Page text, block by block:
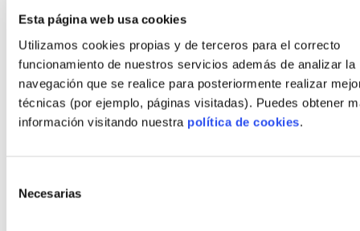
Esta página web usa cookies
Utilizamos cookies propias y de terceros para el correcto
funcionamiento de nuestros servicios además de analizar la
navegación que se realice para posteriormente realizar
técnicas (por ejemplo, páginas visitadas). Puedes obtener
información visitando nuestra política de cookies.
Necesarias
Gaviota
Hormigón ó Acero
Superficie(desde) 201,21 m²
Nº habitaciones